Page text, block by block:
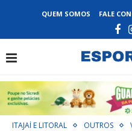
QUEM SOMOS FALE
ITAJAÍ E LITORAL OUTROS